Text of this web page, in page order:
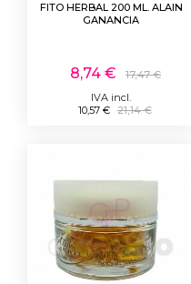
FITO HERBAL 200 ML. ALAIN
GANANCIA
8,74 €
17,47 €
IVA incl.
10,57 € 21,14 €